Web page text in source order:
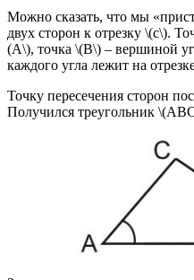
Можно сказать, что мы
двух сторон к отрезку \(c\).
(A\), точка \(B\) – вершиной
каждого угла лежит на
Точку пересечения сторон
Получился треугольник